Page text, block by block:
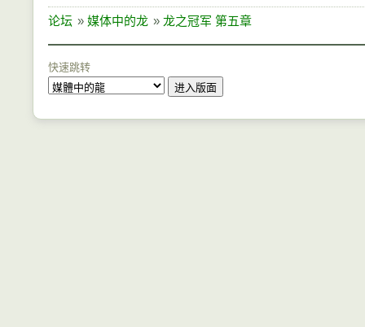
论坛 » 媒体中的龙 » 龙之冠军 第五章
快速跳转